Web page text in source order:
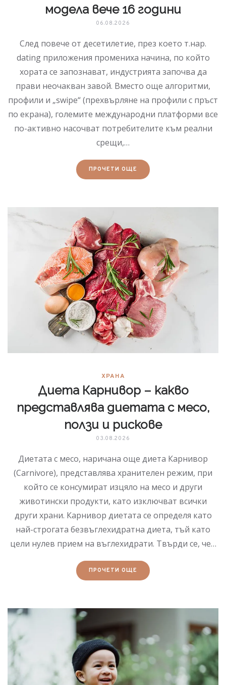
модела вече 16 години
06.08.2026
След повече от десетилетие, през което т.нар.
dating приложения промениха начина, по който
хората се запознават, индустрията започва да
прави неочакван завой. Вместо още алгоритми,
профили и „swipe“ (прехвърляне на профили с пръст
по екрана), големите международни платформи все
по-активно насочват потребителите към реални
срещи,…
ПРОЧЕТИ ОЩЕ
ХРАНА
Диета Карнивор – какво
представлява диетата с месо,
ползи и рискове
03.08.2026
Диетата с месо, наричана още диета Карнивор
(Carnivore), представлява хранителен режим, при
който се консумират изцяло на месо и други
животински продукти, като изключват всички
други храни. Карнивор диетата се определя като
най-строгата безвъглехидратна диета, тъй като
цели нулев прием на въглехидрати. Твърди се, че…
ПРОЧЕТИ ОЩЕ